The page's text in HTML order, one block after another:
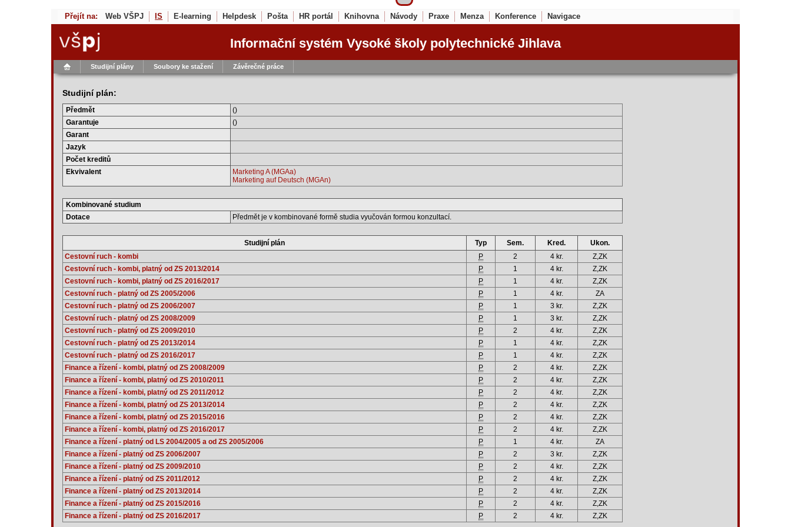
Přejít na: Web VŠPJ IS E-learning Helpdesk Pošta HR portál Knihovna Návody Praxe Menza Konference Navigace
Informační systém Vysoké školy polytechnické Jihlava
Studijní plány Soubory ke stažení Závěrečné práce
Studijní plán:
Předmět
()
Garantuje
()
Garant
Jazyk
Počet kreditů
Ekvivalent
Marketing A (MGAa)
Marketing auf Deutsch (MGAn)
Kombinované studium
Dotace
Předmět je v kombinované formě studia vyučován formou konzultací.
Studijní plán Typ Sem. Kred.
Ukon.
Cestovní ruch - kombi
P 2 4 kr.
Z,ZK
Cestovní ruch - kombi, platný od ZS 2013/2014
P 1 4 kr.
Z,ZK
Cestovní ruch - kombi, platný od ZS 2016/2017
P 1 4 kr.
Z,ZK
Cestovní ruch - platný od ZS 2005/2006
P 1 4 kr.
ZA
Cestovní ruch - platný od ZS 2006/2007
P 1 3 kr.
Z,ZK
Cestovní ruch - platný od ZS 2008/2009
P 1 3 kr.
Z,ZK
Cestovní ruch - platný od ZS 2009/2010
P 2 4 kr.
Z,ZK
Cestovní ruch - platný od ZS 2013/2014
P 1 4 kr.
Z,ZK
Cestovní ruch - platný od ZS 2016/2017
P 1 4 kr.
Z,ZK
Finance a řízení - kombi, platný od ZS 2008/2009
P 2 4 kr.
Z,ZK
Finance a řízení - kombi, platný od ZS 2010/2011
P 2 4 kr.
Z,ZK
Finance a řízení - kombi, platný od ZS 2011/2012
P 2 4 kr.
Z,ZK
Finance a řízení - kombi, platný od ZS 2013/2014
P 2 4 kr.
Z,ZK
Finance a řízení - kombi, platný od ZS 2015/2016
P 2 4 kr.
Z,ZK
Finance a řízení - kombi, platný od ZS 2016/2017
P 2 4 kr.
Z,ZK
Finance a řízení - platný od LS 2004/2005 a od ZS 2005/2006
P 1 4 kr.
ZA
Finance a řízení - platný od ZS 2006/2007
P 2 3 kr.
Z,ZK
Finance a řízení - platný od ZS 2009/2010
P 2 4 kr.
Z,ZK
Finance a řízení - platný od ZS 2011/2012
P 2 4 kr.
Z,ZK
Finance a řízení - platný od ZS 2013/2014
P 2 4 kr.
Z,ZK
Finance a řízení - platný od ZS 2015/2016
P 2 4 kr.
Z,ZK
Finance a řízení - platný od ZS 2016/2017
P 2 4 kr. Z,ZK